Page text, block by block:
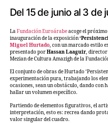
Del 15 de junio al 3 de
LaFundación Euroárabeacoge el
inauguración de la exposición
Miguel Hurtado, con un marcado estilo
presentado porHassan Laaguir, director
Mezian de Cultura Amazigh de la
El conjunto de obras de Hurtado
experimentación pura, trabajando los
ocasiones, sean un obstáculo, dando con
hallar un volumen específico.
Partiendo de elementos figurativos, el
interpretación, esto es: recrea dando
valor singular del cuadro.